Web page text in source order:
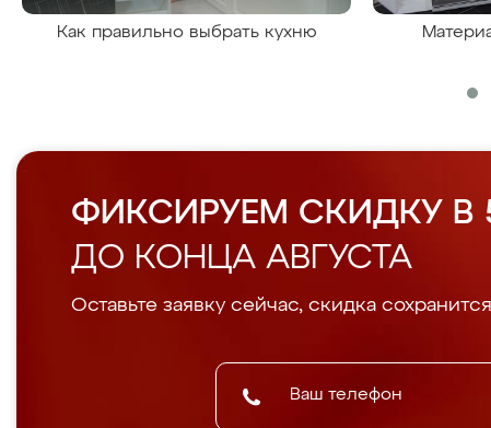
Как правильно выбрать кухню
ФИКСИРУЕМ СКИДКУ В
ДО КОНЦА АВГУСТА
Оставьте заявку сейчас, скидка